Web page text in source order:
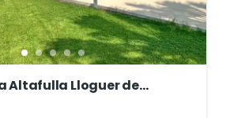
Altafulla Lloguer de